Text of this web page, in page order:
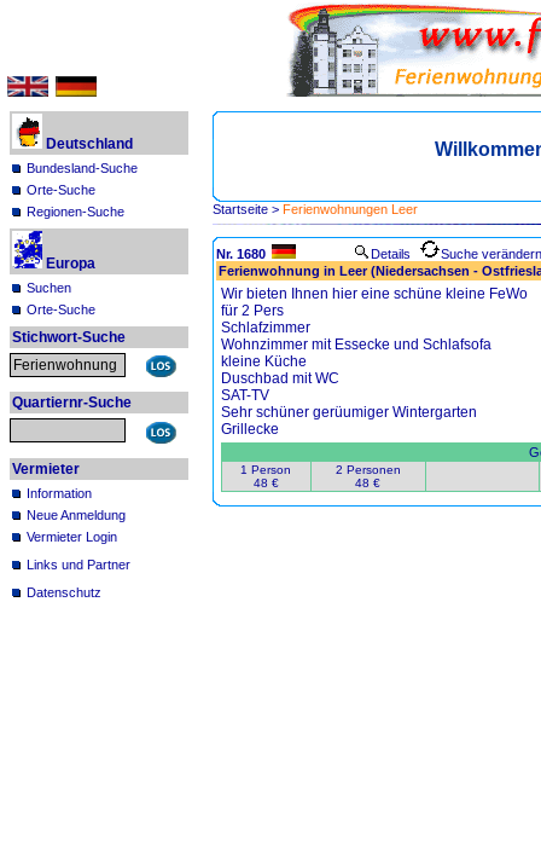
Deutschland
Bundesland-Suche
Orte-Suche
Regionen-Suche
Europa
Suchen
Orte-Suche
Stichwort-Suche
Quartiernr-Suche
Vermieter
Information
Neue Anmeldung
Vermieter Login
Links und Partner
Datenschutz
Startseite > Ferienwohnungen Leer
Nr. 1680 Details
Suche verändern
Ferienwohnung in Leer (Niedersachsen -
Wir bieten Ihnen hier eine schüne kleine FeWo
für 2 Pers
Schlafzimmer
Wohnzimmer mit Essecke und Schlafsofa
kleine Küche
Duschbad mit WC
SAT-TV
Sehr schüner gerüumiger Wintergarten
Grillecke
1 Person
48 €
2 Personen
48 €